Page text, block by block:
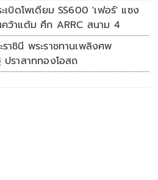
เบิดโพเดียม SS600 'เฟอร์' แซง
ว้าแต้ม ศึก ARRC สนาม 4
าชินี พระราชทานเพลิงศพ
ปราสาททองโอสถ